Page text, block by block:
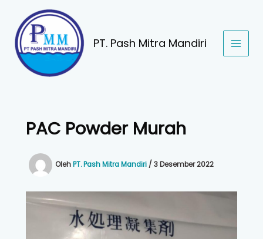
konten
PT. Pash Mitra Mandiri
PAC Powder Murah
OlehPT. Pash Mitra Mandiri / 3 Desember 2022